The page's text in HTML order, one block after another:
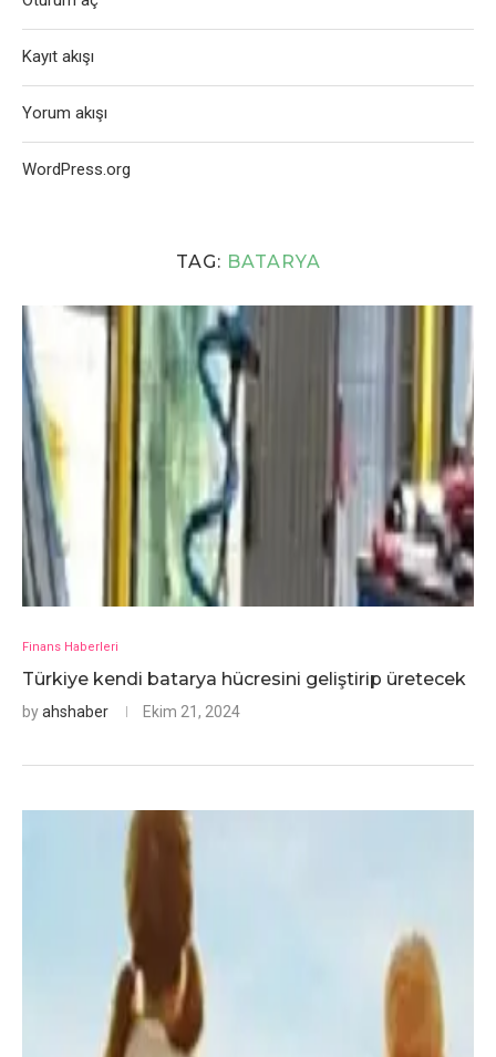
TAG: BATARYA
Finans Haberleri
Türkiye kendi batarya hücresini geliştirip üretecek
byahshaber Ekim 21, 2024
Kayıt akışı
Yorum akışı
WordPress.org